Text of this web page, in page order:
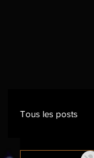
Tous les posts